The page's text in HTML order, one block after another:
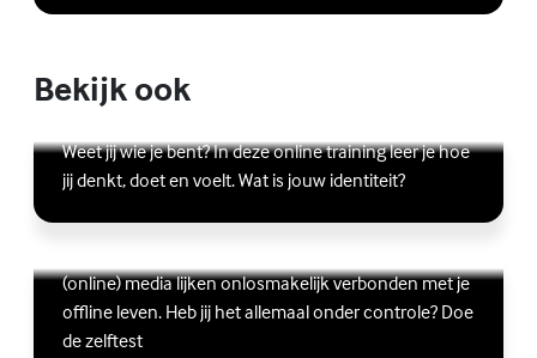
Bekijk ook
Online zelfhulptraining - Wie ben ik?
Weet jij wie je bent? In deze online training leer je hoe
jij denkt, doet en voelt. Wat is jouw identiteit?
Lees meer over Online zelfhulptraining - Wie ben ik?
(Externe link)
Ben jij digitaal in balans?
(online) media lijken onlosmakelijk verbonden met je
offline leven. Heb jij het allemaal onder controle? Doe
de zelftest
Lees meer over Ben jij digitaal in balans?
(Externe link)